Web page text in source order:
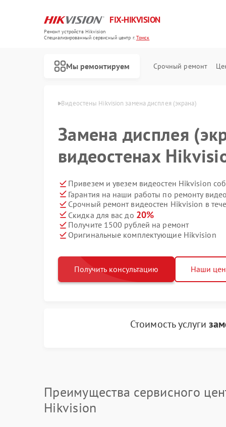
FIX-HIKVISION
Ремонт устройств Hikvision
Специализированный cервисный центр г.Томск
Мы ремонтируем Срочный ремонт
Hikvision в Томске Видеостены Hikvision замена дисплея (экрана)
Замена дисплея
видеостенах
Привезем и увезем видеостен Hikvision
Гарантия на наши работы по ремонту
Срочный ремонт видеостен Hikvision в
Скидка для вас до 20%
Получите 1500 рублей на ремонт
Оригинальные комплектующие Hikvision
Получить консультацию Наши
Стоимость услуги
Преимущества сервисного
Hikvision